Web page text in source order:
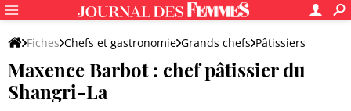
Fiches Chefs et gastronomie Grands chefs Pâtissiers
Maxence Barbot : chef pâtissier du
Shangri-La